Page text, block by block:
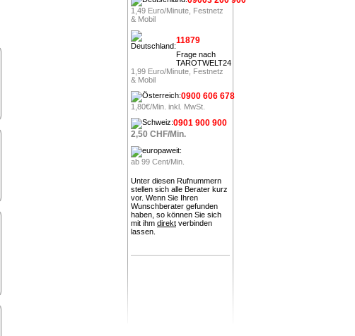
1,49 Euro/Minute, Festnetz
& Mobil
11879
Frage nach
TAROTWELT24
1,99 Euro/Minute, Festnetz
& Mobil
0900 606 678
1,80€/Min. inkl. MwSt.
0901 900 900
2,50 CHF/Min.
ab 99 Cent/Min.
Unter diesen Rufnummern
stellen sich alle Berater kurz
vor. Wenn Sie Ihren
Wunschberater gefunden
haben, so können Sie sich
mit ihm direkt verbinden
lassen.